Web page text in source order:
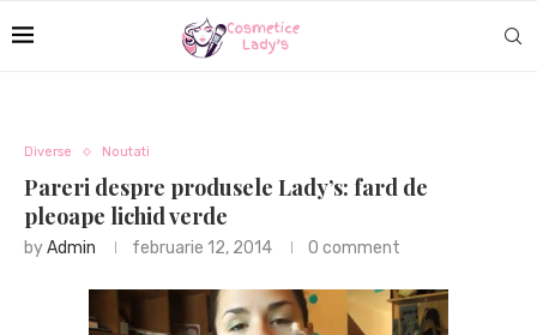
Diverse Noutati
Pareri despre produsele Lady’s: fard de
pleoape lichid verde
byAdmin februarie 12, 2014 0 comment